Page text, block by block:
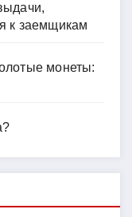
к заемщикам
монеты: